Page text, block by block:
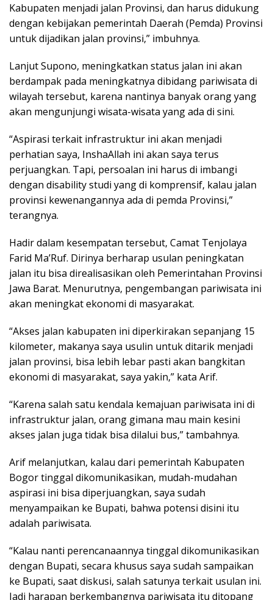
Kabupaten menjadi jalan Provinsi, dan harus didukung
dengan kebijakan pemerintah Daerah (Pemda) Provinsi
untuk dijadikan jalan provinsi,” imbuhnya.
Lanjut Supono, meningkatkan status jalan ini akan
berdampak pada meningkatnya dibidang pariwisata di
wilayah tersebut, karena nantinya banyak orang yang
akan mengunjungi wisata-wisata yang ada di sini.
“Aspirasi terkait infrastruktur ini akan menjadi
perhatian saya, InshaAllah ini akan saya terus
perjuangkan. Tapi, persoalan ini harus di imbangi
dengan disability studi yang di komprensif, kalau jalan
provinsi kewenangannya ada di pemda Provinsi,”
terangnya.
Hadir dalam kesempatan tersebut, Camat Tenjolaya
Farid Ma’Ruf. Dirinya berharap usulan peningkatan
jalan itu bisa direalisasikan oleh Pemerintahan Provinsi
Jawa Barat. Menurutnya, pengembangan pariwisata ini
akan meningkat ekonomi di masyarakat.
“Akses jalan kabupaten ini diperkirakan sepanjang 15
kilometer, makanya saya usulin untuk ditarik menjadi
jalan provinsi, bisa lebih lebar pasti akan bangkitan
ekonomi di masyarakat, saya yakin,” kata Arif.
“Karena salah satu kendala kemajuan pariwisata ini di
infrastruktur jalan, orang gimana mau main kesini
akses jalan juga tidak bisa dilalui bus,” tambahnya.
Arif melanjutkan, kalau dari pemerintah Kabupaten
Bogor tinggal dikomunikasikan, mudah-mudahan
aspirasi ini bisa diperjuangkan, saya sudah
menyampaikan ke Bupati, bahwa potensi disini itu
adalah pariwisata.
“Kalau nanti perencanaannya tinggal dikomunikasikan
dengan Bupati, secara khusus saya sudah sampaikan
ke Bupati, saat diskusi, salah satunya terkait usulan ini.
Jadi harapan berkembangnya pariwisata itu ditopang